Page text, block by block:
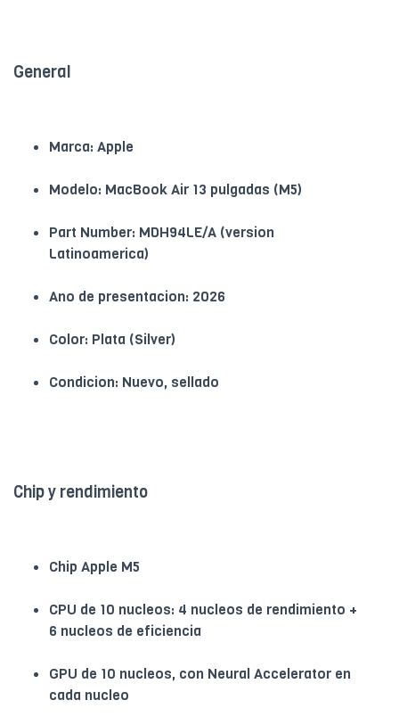
General
Marca: Apple
Modelo: MacBook Air 13 pulgadas (M5)
Part Number: MDH94LE/A (version
Latinoamerica)
Ano de presentacion: 2026
Color: Plata (Silver)
Condicion: Nuevo, sellado
Chip y rendimiento
Chip Apple M5
CPU de 10 nucleos: 4 nucleos de rendimiento +
6 nucleos de eficiencia
GPU de 10 nucleos, con Neural Accelerator en
cada nucleo